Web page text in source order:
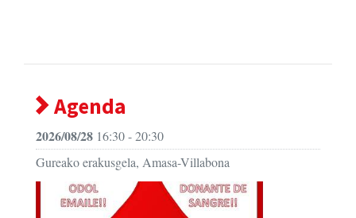
Agenda
2026/08/28 16:30 - 20:30
Gureako erakusgela, Amasa-Villabona